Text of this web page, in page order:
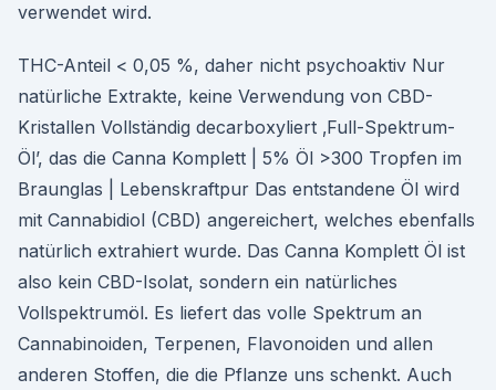
verwendet wird.
THC-Anteil < 0,05 %, daher nicht psychoaktiv Nur
natürliche Extrakte, keine Verwendung von CBD-
Kristallen Vollständig decarboxyliert ‚Full-Spektrum-
Öl’, das die Canna Komplett | 5% Öl >300 Tropfen im
Braunglas | Lebenskraftpur Das entstandene Öl wird
mit Cannabidiol (CBD) angereichert, welches ebenfalls
natürlich extrahiert wurde. Das Canna Komplett Öl ist
also kein CBD-Isolat, sondern ein natürliches
Vollspektrumöl. Es liefert das volle Spektrum an
Cannabinoiden, Terpenen, Flavonoiden und allen
anderen Stoffen, die die Pflanze uns schenkt. Auch